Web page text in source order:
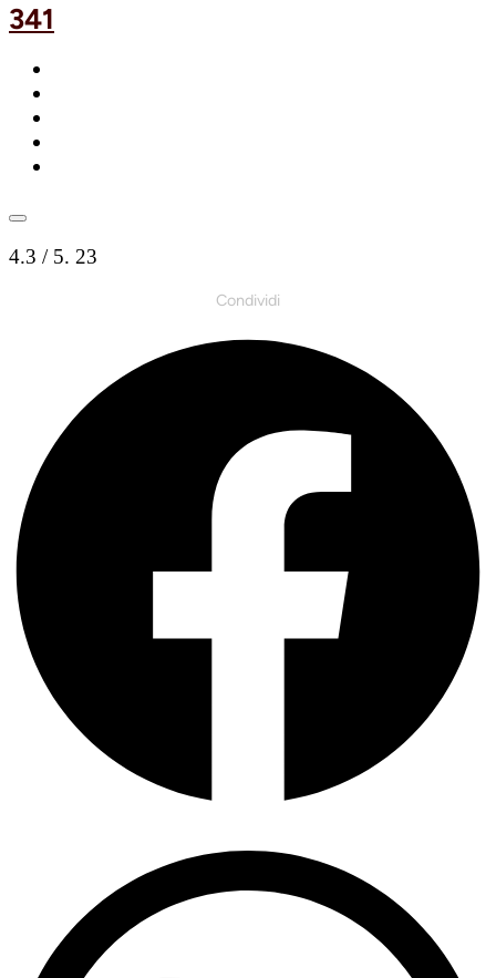
341
4.3 / 5. 23
Condividi